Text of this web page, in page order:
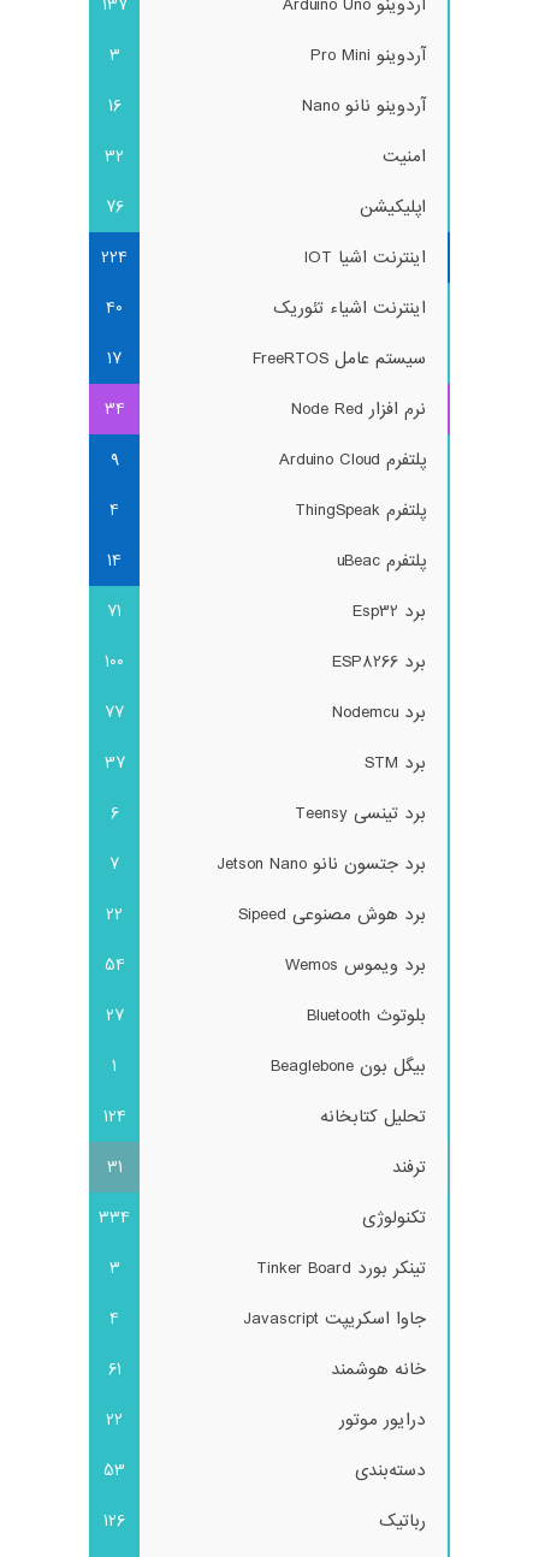
آردوینو Arduino Uno
137
آردوینو Pro Mini
3
آردوینو نانو Nano
16
امنیت
32
اپلیکیشن
76
اینترنت اشیا IOT
224
اینترنت اشیاء تئوریک
40
سیستم عامل FreeRTOS
17
نرم افزار Node Red
34
پلتفرم Arduino Cloud
9
پلتفرم ThingSpeak
4
پلتفرم uBeac
14
برد Esp32
71
برد ESP8266
100
برد Nodemcu
77
برد STM
37
برد تینسی Teensy
6
برد جتسون نانو Jetson Nano
7
برد هوش مصنوعی Sipeed
22
برد ویموس Wemos
54
بلوتوث Bluetooth
27
بیگل بون Beaglebone
1
تحلیل کتابخانه
124
ترفند
31
تکنولوژی
334
تینکر بورد Tinker Board
3
جاوا اسکریپت Javascript
4
خانه هوشمند
61
درایور موتور
22
دسته‌بندی
53
رباتیک
126